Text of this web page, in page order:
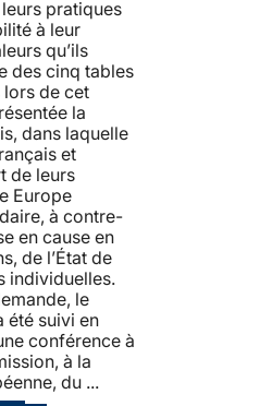
pratiques
à leur
qu’ils
des cinq tables
lors de cet
la
dans laquelle
et
de leurs
Europe
à contre-
en cause en
de l’État de
individuelles.
le
été suivi en
conférence à
à la
du ...